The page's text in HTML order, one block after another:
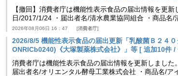
【撤回】消費者庁は機能性表示食品の届出情報を更
日/2017/1/24 ・届出者名/清水農業協同組合 ・商品名
2026年08月06日 16：47 消費者庁
2026/8/5 機能性表示食品の届出更新「乳酸菌Ｂ２４
ONRICb0240)《大塚製薬株式会社》」等 [ 追加10件 /
消費者庁は機能性表示食品の届出情報を更新しまし
届出者名/オリエンタル酵母工業株式会社 ・商品名/